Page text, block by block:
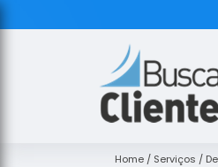
Home Serviços